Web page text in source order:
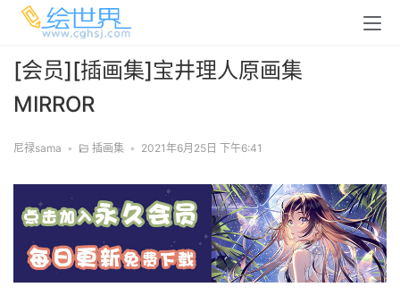
[会员][插画集]宝井理人原画集
MIRROR
尼禄sama • 插画集 • 2021年6月25日 下午6:41